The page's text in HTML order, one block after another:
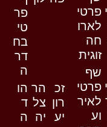
פרטי
לארו
חה
זוגית
שף
פרטי
לאיר
וע
פר
טי
בח
דר
ה
זכ
רון
יע
הר
צל
יה
הו
ד
ה